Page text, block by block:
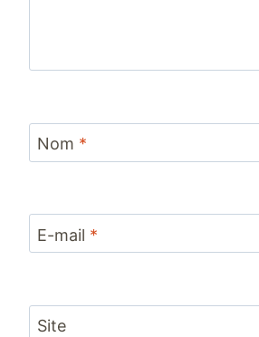
Nom *
E-mail *
Site